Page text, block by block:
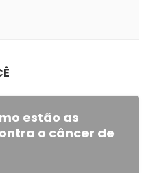
estão as
o câncer de